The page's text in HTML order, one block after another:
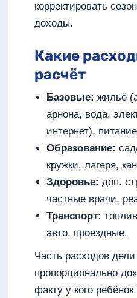
корректировать
доходы.
Какие
расчёт
Базовые: жильё
арнона, вода,
интернет),
Образование:
кружки, лагеря,
Здоровье: доп.
частные врачи,
Транспорт:
авто, проездные.
Часть расходов
пропорционально
факту у кого